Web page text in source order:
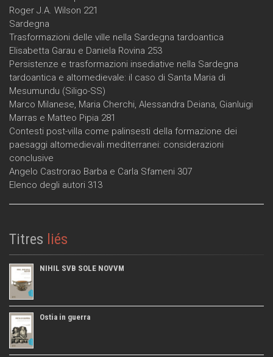
Roger J.A. Wilson 221
Sardegna
Trasformazioni delle ville nella Sardegna tardoantica
Elisabetta Garau e Daniela Rovina 253
Persistenze e trasformazioni insediative nella Sardegna
tardoantica e altomedievale: il caso di Santa Maria di
Mesumundu (Siligo-SS)
Marco Milanese, Maria Cherchi, Alessandra Deiana, Gianluigi
Marras e Matteo Pipia 281
Contesti post-villa come palinsesti della formazione dei
paesaggi altomedievali mediterranei: considerazioni
conclusive
Angelo Castrorao Barba e Carla Sfameni 307
Elenco degli autori 313
Titres liés
NIHIL SVB SOLE NOVVM
Ostia in guerra